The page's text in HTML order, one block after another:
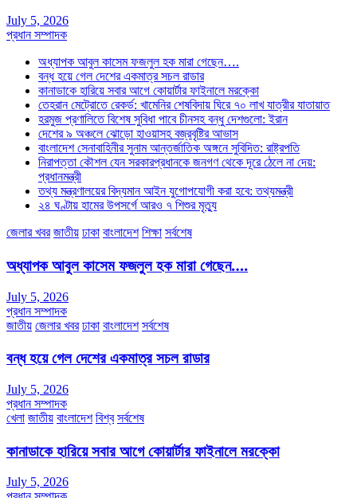
July 5, 2026
প্রধান সম্পাদক
অধ্যাপক আবুল কাসেম ফজলুল হক মারা গেছেন….
বন্ধ হয়ে গেল দেশের একমাত্র সচল রাডার
কানাডাকে হারিয়ে সবার আগে কোয়ার্টার ফাইনালে মরক্কো
তেহরান মেট্রোতে রেকর্ড: খামেনির শেষবিদায় ঘিরে ৭০ লাখ যাত্রীর যাতায়াত
হরমুজ প্রণালিতে বিশেষ সুবিধা পাবে চীনসহ বন্ধু দেশগুলো: ইরান
দেশের ৯ অঞ্চলে ঝোড়ো হাওয়াসহ বজ্রবৃষ্টির আভাস
বাংলাদেশ সেনাবাহিনীর সুনাম আন্তর্জাতিক অঙ্গনে সুবিদিত: রাষ্ট্রপতি
নিরাপত্তা কৌশল যেন সরকারপ্রধানকে জনগণ থেকে দূরে ঠেলে না দেয়:
প্রধানমন্ত্রী
তথ্য মন্ত্রণালয়ের বিদ্যমান আইন যুগোপযোগী করা হবে: তথ্যমন্ত্রী
২৪ ঘণ্টায় হামের উপসর্গে আরও ৭ শিশুর মৃত্যু
জেলার খবর জাতীয় ঢাকা বাংলাদেশ শিক্ষা সর্বশেষ
অধ্যাপক আবুল কাসেম ফজলুল হক মারা গেছেন….
July 5, 2026
প্রধান সম্পাদক
জাতীয় জেলার খবর ঢাকা বাংলাদেশ সর্বশেষ
বন্ধ হয়ে গেল দেশের একমাত্র সচল রাডার
July 5, 2026
প্রধান সম্পাদক
খেলা জাতীয় বাংলাদেশ বিশ্ব সর্বশেষ
কানাডাকে হারিয়ে সবার আগে কোয়ার্টার ফাইনালে মরক্কো
July 5, 2026